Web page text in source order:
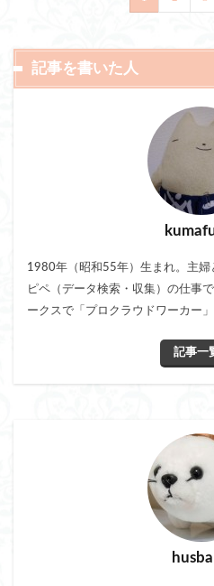
記事を書いた人
1980年（昭和55年）生まれ。主婦
ピペ（データ検索・収集）の仕事
ークスで「プロクラウドワーカー
記事一